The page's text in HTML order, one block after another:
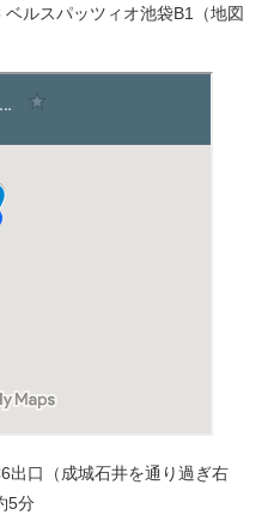
ルスパッツィオ池袋B1（地図
出口（成城石井を通り過ぎ右
5分